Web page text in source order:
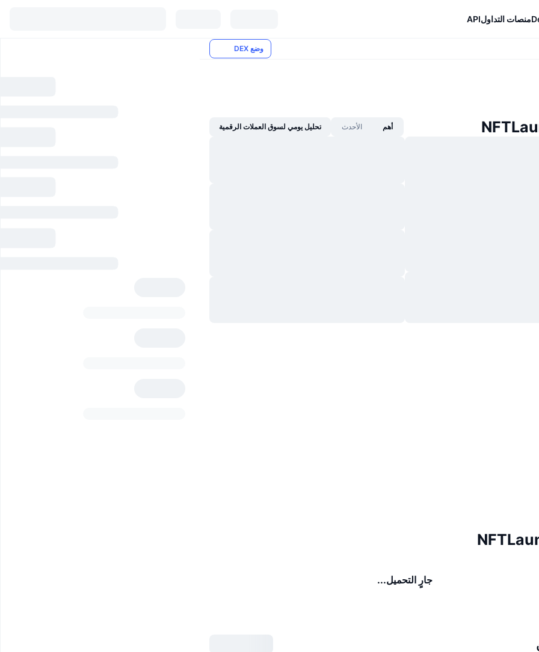
منصات التداولAPI
وضع DEX
أهم الأحدث تحليل يومي لسوق العملات الرقمية
جارٍ التحميل...